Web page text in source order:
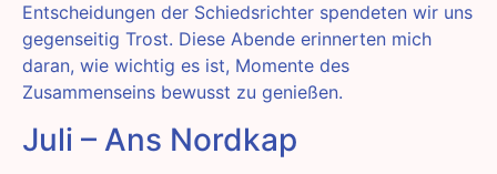
Entscheidungen der Schiedsrichter spendeten wir uns
gegenseitig Trost. Diese Abende erinnerten mich
daran, wie wichtig es ist, Momente des
Zusammenseins bewusst zu genießen.
Juli – Ans Nordkap